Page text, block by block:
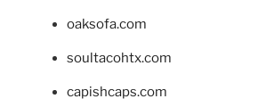
oaksofa.com
soultacohtx.com
capishcaps.com